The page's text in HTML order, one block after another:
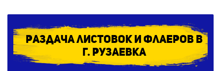
Раздача листовок и флаеров в
г. Рузаевка